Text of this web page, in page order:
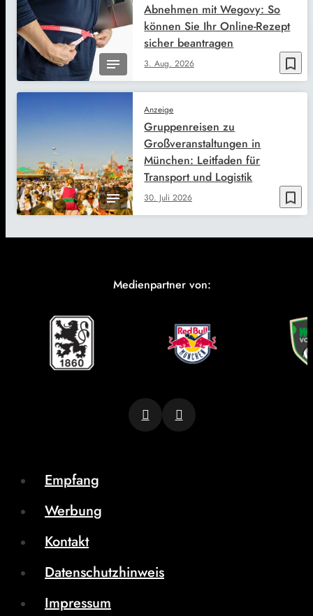
bookmark_border
3. Aug. 2026
Abnehmen mit Wegovy: So
können Sie Ihr Online-Rezept
sicher beantragen
bookmark_border
Anzeige
30. Juli 2026
Gruppenreisen zu
Großveranstaltungen in
München: Leitfaden für
Transport und Logistik
Medienpartner von:
Empfang
Werbung
Kontakt
Datenschutzhinweis
Impressum